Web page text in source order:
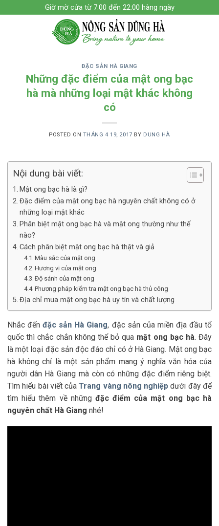
to
Giờ mờ cửa từ 7:00 đến 22:00 hàng ngày
ĐẶC SẢN HÀ GIANG
Những đặc điểm của mật ong bạc
hà mà những loại mật khác không
có
POSTED ON THÁNG 4 19, 2017 BY DUNG HÀ
Nội dung bài viết:
Mật ong bạc hà là gì?
Đặc điểm của mật ong bạc hà nguyên chất không có ở
những loại mật khác
Phân biệt mật ong bạc hà và mật ong thường như thế
nào?
Cách phân biệt mật ong bạc hà thật và giả
Màu sắc của mật ong
Hương vị của mật ong
Độ sánh của mật ong
Phương pháp kiểm tra mật ong bạc hà thủ công
Địa chỉ mua mật ong bạc hà uy tín và chất lượng
Nhắc đến đặc sản Hà Giang, đặc sản của miền địa đầu tổ
quốc thì chắc chắn không thể bỏ qua mật ong bạc hà. Đây
là một loại đặc sản độc đáo chỉ có ở Hà Giang. Mật ong bạc
hà không chỉ là một sản phẩm mang ý nghĩa văn hóa của
người dân Hà Giang mà còn có những đặc điểm riêng biệt.
Tìm hiểu bài viết của Trang vàng nông nghiệp dưới đây để
tìm hiểu thêm về những đặc điểm của mật ong bạc hà
nguyên chất Hà Giang nhé!